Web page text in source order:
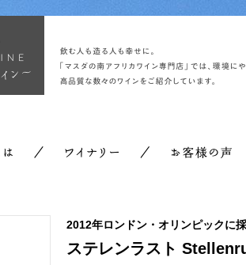
2012年ロンドン・オリンピックに
ステレンラスト